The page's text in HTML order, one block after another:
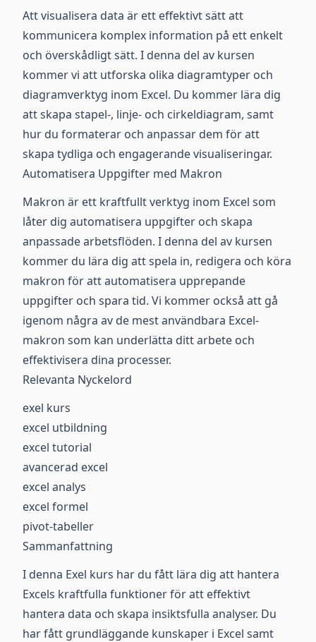
Att visualisera data är ett effektivt sätt att
kommunicera komplex information på ett enkelt
och överskådligt sätt. I denna del av kursen
kommer vi att utforska olika diagramtyper och
diagramverktyg inom Excel. Du kommer lära dig
att skapa stapel-, linje- och cirkeldiagram, samt
hur du formaterar och anpassar dem för att
skapa tydliga och engagerande visualiseringar.
Automatisera Uppgifter med Makron
Makron är ett kraftfullt verktyg inom Excel som
låter dig automatisera uppgifter och skapa
anpassade arbetsflöden. I denna del av kursen
kommer du lära dig att spela in, redigera och köra
makron för att automatisera upprepande
uppgifter och spara tid. Vi kommer också att gå
igenom några av de mest användbara Excel-
makron som kan underlätta ditt arbete och
effektivisera dina processer.
Relevanta Nyckelord
exel kurs
excel utbildning
excel tutorial
avancerad excel
excel analys
excel formel
pivot-tabeller
Sammanfattning
I denna Exel kurs har du fått lära dig att hantera
Excels kraftfulla funktioner för att effektivt
hantera data och skapa insiktsfulla analyser. Du
har fått grundläggande kunskaper i Excel samt